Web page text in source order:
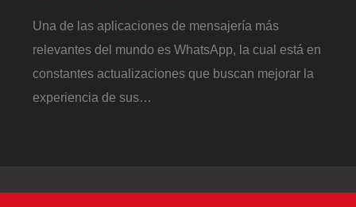
Una de las aplicaciones de mensajería más
relevantes del mundo es WhatsApp, la cual está en
constantes actualizaciones que buscan mejorar la
experiencia de sus…